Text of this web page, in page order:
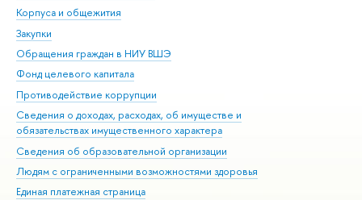
Корпуса и общежития
Закупки
Обращения граждан в НИУ ВШЭ
Фонд целевого капитала
Противодействие коррупции
Сведения о доходах, расходах, об имуществе и
обязательствах имущественного характера
Сведения об образовательной организации
Людям с ограниченными возможностями здоровья
Единая платежная страница